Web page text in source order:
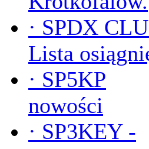
· SPDX
Lista
· SP5KP
nowości
· SP3KEY -